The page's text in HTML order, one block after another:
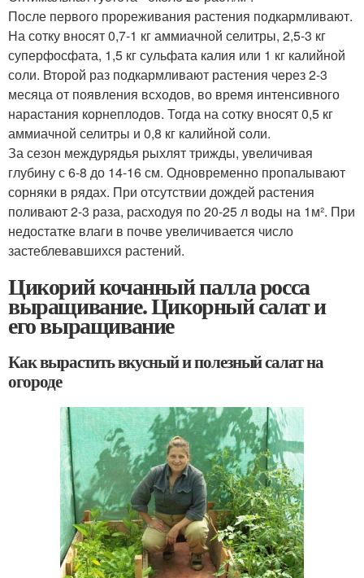
После первого прореживания растения подкармливают.
На сотку вносят 0,7-1 кг аммиачной селитры, 2,5-3 кг
суперфосфата, 1,5 кг сульфата калия или 1 кг калийной
соли. Второй раз подкармливают растения через 2-3
месяца от появления всходов, во время интенсивного
нарастания корнеплодов. Тогда на сотку вносят 0,5 кг
аммиачной селитры и 0,8 кг калийной соли.
За сезон междурядья рыхлят трижды, увеличивая
глубину с 6-8 до 14-16 см. Одновременно пропалывают
сорняки в рядах. При отсутствии дождей растения
поливают 2-3 раза, расходуя по 20-25 л воды на 1м². При
недостатке влаги в почве увеличивается число
застеблевавшихся растений.
Цикорий кочанный палла росса
выращивание. Цикорный салат и
его выращивание
Как вырастить вкусный и полезный салат на
огороде